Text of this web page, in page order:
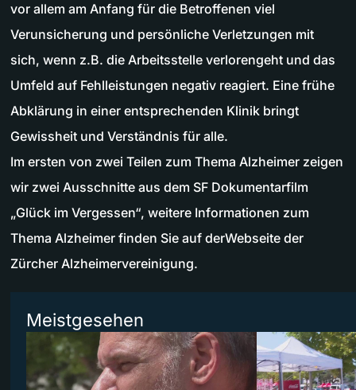
vor allem am Anfang für die Betroffenen viel
Verunsicherung und persönliche Verletzungen mit
sich, wenn z.B. die Arbeitsstelle verlorengeht und das
Umfeld auf Fehlleistungen negativ reagiert. Eine frühe
Abklärung in einer entsprechenden Klinik bringt
Gewissheit und Verständnis für alle.
Im ersten von zwei Teilen zum Thema Alzheimer zeigen
wir zwei Ausschnitte aus dem SF Dokumentarfilm
„Glück im Vergessen“, weitere Informationen zum
Thema Alzheimer finden Sie auf derWebseite der
Zürcher Alzheimervereinigung.
Meistgesehen